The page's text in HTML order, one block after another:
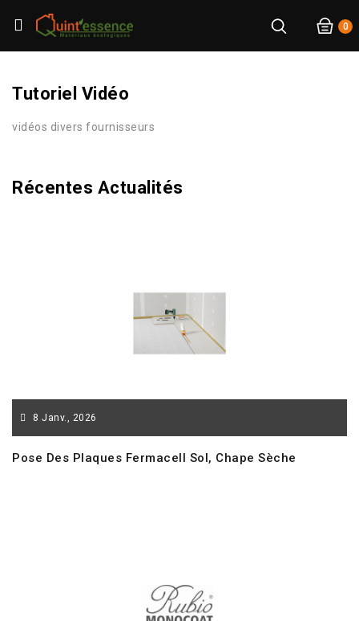
0
Tutoriel Vidéo
vidéos divers fournisseurs
Récentes Actualités
8 Janv., 2026
Pose Des Plaques Fermacell Sol, Chape Sèche